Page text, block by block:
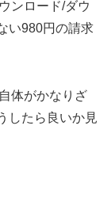
ンロード/ダウ
い980円の請求
体がかなりざ
したら良いか見